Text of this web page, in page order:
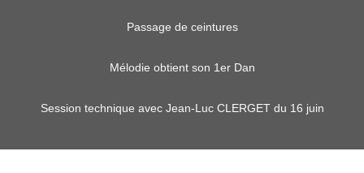
Passage de ceintures
Mélodie obtient son 1er Dan
Session technique avec Jean-Luc CLERGET du 16 juin